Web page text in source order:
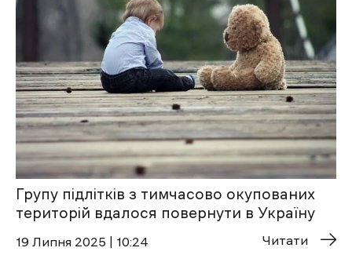
Групу підлітків з тимчасово окупованих
територій вдалося повернути в Україну
19 Липня 2025 | 10:24 Читати